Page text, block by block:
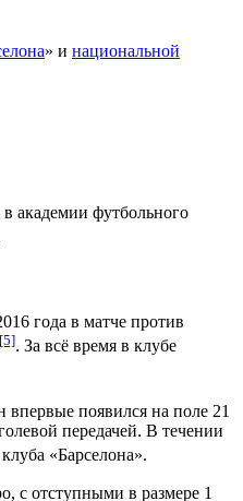
» и национальной
в академии футбольного
года в матче против
[5]. За всё время в клубе
впервые появился на поле 21
передачей. В течении
«Барселона».
с отступными в размере 1